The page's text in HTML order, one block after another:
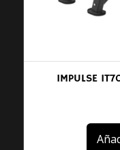
IMPULSE